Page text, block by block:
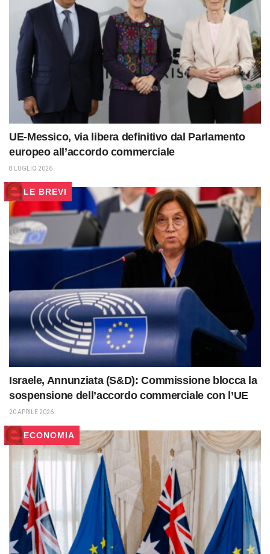
UE-Messico, via libera definitivo dal Parlamento
europeo all’accordo commerciale
8 LUGLIO 2026
LE BREVI
Israele, Annunziata (S&D): Commissione blocca la
sospensione dell’accordo commerciale con l’UE
20 APRILE 2026
ECONOMIA